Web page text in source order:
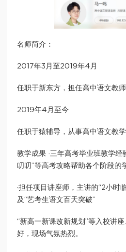
名师简介：
2017年3月至2019年4月
任职于新东方，担任高中语文教师
2019年4月至今
任职于猿辅导，从事高中语文教学
教学成果 ·三年高考毕业班教学经
叨叨”等高考攻略帮助各个阶段的
·担任项目讲座师，主讲的“2小时
及“艺考生语文百天突破”
“新高一新课改新规划”等入校讲
好，现场气氛热烈。